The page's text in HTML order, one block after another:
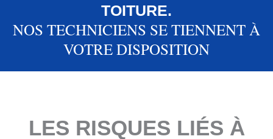
TOITURE.
NOS TECHNICIENS SE TIENNENT À
VOTRE DISPOSITION
LES RISQUES LIÉS À